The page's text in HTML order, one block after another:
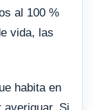
al 100 %
vida, las
habita en